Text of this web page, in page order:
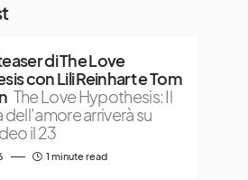
di The Love
con Lili Reinhart e Tom
The Love Hypothesis: Il
arriverà su
il 23
1 minute read